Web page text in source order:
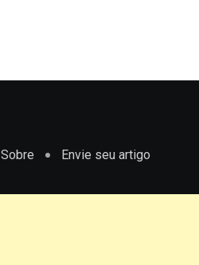
Sobre Envie seu artigo